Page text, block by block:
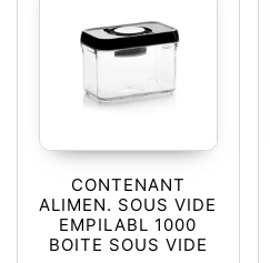
CONTENANT
ALIMEN. SOUS VIDE
EMPILABL 1000
BOITE SOUS VIDE